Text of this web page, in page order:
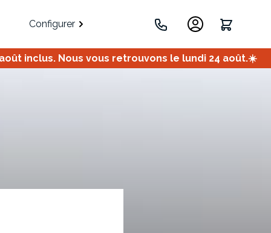
Configurer
inclus. Nous vous retrouvons le lundi 24 août.☀️